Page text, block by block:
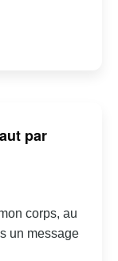
par
corps, au
un message